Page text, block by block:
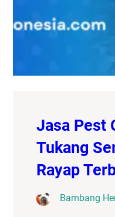
Jasa Pest
Tukang
Rayap
Bambang